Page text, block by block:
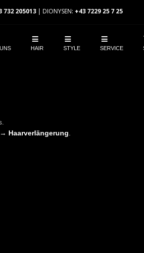
732 205013 | DIONYSEN: +43 7229 25 7 25
HAIR STYLE SERVICE
Haarverlängerung